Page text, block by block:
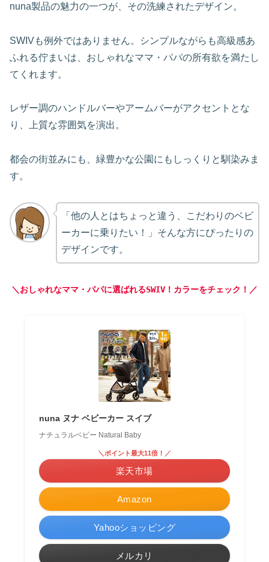
nuna製品の魅力の一つが、その洗練されたデザイン。
SWIVも例外ではありません。シンプルながらも高級感あ
ふれる佇まいは、おしゃれなママ・パパの所有欲を満たし
てくれます。
レザー調のハンドルバーやアームバーがアクセントとな
り、上質な雰囲気を演出。
都会の街並みにも、緑豊かな公園にもしっくりと馴染みま
す。
「他の人とはちょっと違う、こだわりのベビ
ーカーに乗りたい！」そんな方にぴったりの
デザインです。
＼おしゃれなママ・パパに選ばれるSWIV！カラーをチェック！／
nuna ヌナ ベビーカー スイブ
ナチュラルベビー Natural Baby
Amazon
＼ポイント最大11倍！／
楽天市場
Yahooショッピング
メルカリ